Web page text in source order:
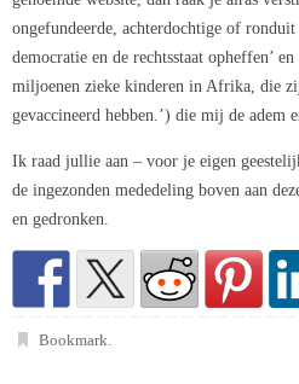
ongefundeerde, achterdochtige of
democratie en de rechtsstaat opheffen’
miljoenen zieke kinderen in Afrika, die
gevaccineerd hebben.’) die mij de adem
Ik raad jullie aan – voor je eigen
de ingezonden mededeling boven aan
en gedronken.
Bookmark